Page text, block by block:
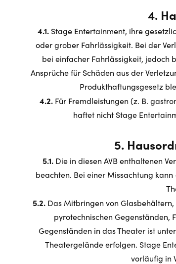
4.
4.1. Stage Entertainment, ihre
oder grober Fahrlässigkeit. Bei der
bei einfacher Fahrlässigkeit, jedoch
Ansprüche für Schäden aus der
Produkthaftungsgesetz
4.2. Für Fremdleistungen (z. B.
haftet nicht Stage
5.
5.1. Die in diesen AVB enthaltenen
beachten. Bei einer Missachtung
5.2. Das Mitbringen von
pyrotechnischen Gegenständen,
Gegenständen in das Theater ist
Theatergelände erfolgen. Stage
vorläufig in